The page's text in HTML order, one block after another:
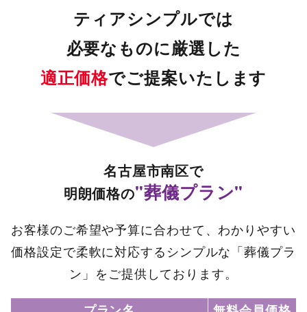
ティアシンプルでは
必要なものに厳選した
適正価格でご提案いたします
名古屋市南区で
明朗価格の"葬儀プラン"
お客様のご希望や予算に合わせて、わかりやすい
価格設定で柔軟に対応するシンプルな「葬儀プラ
ン」をご提供しております。